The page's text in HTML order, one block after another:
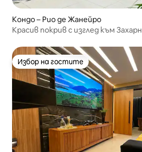
Кондо – Рио де Жанейро
Красив покрив с изглед към
Избор на гостите
Избор на гостите